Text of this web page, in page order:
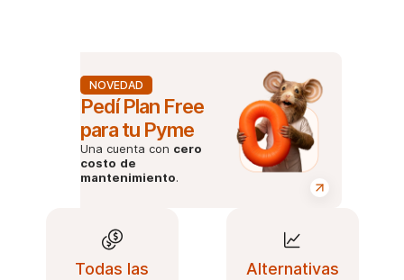
NOVEDAD
Pedí Plan Free
para tu Pyme
Una cuenta con cero
costo de
mantenimiento.
Todas las
Alternativas